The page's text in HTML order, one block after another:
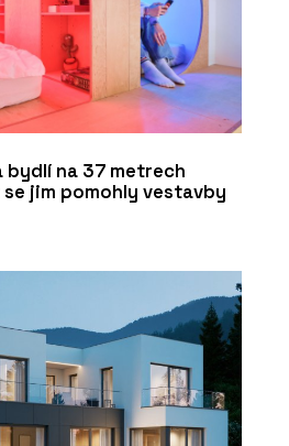
na 37 metrech
jim pomohly vestavby